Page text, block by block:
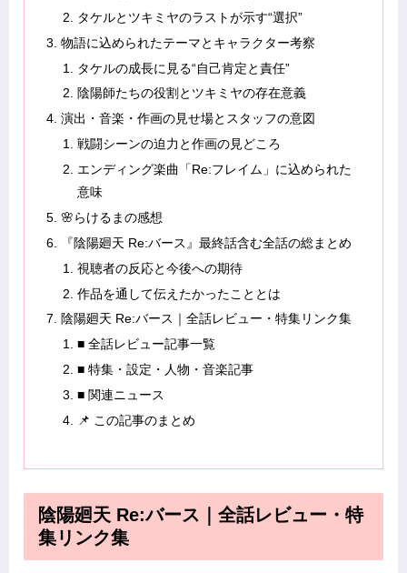
タケルとツキミヤのラストが示す“選択”
物語に込められたテーマとキャラクター考察
タケルの成長に見る“自己肯定と責任”
陰陽師たちの役割とツキミヤの存在意義
演出・音楽・作画の見せ場とスタッフの意図
戦闘シーンの迫力と作画の見どころ
エンディング楽曲「Re:フレイム」に込められた
意味
🌸らけるまの感想
『陰陽廻天 Re:バース』最終話含む全話の総まとめ
視聴者の反応と今後への期待
作品を通して伝えたかったこととは
陰陽廻天 Re:バース｜全話レビュー・特集リンク集
■ 全話レビュー記事一覧
■ 特集・設定・人物・音楽記事
■ 関連ニュース
📌 この記事のまとめ
陰陽廻天 Re:バース｜全話レビュー・特
集リンク集